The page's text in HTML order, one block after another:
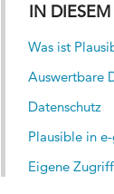
IN
Was ist
Auswertbare
Datenschutz
Plausible in
Eigene